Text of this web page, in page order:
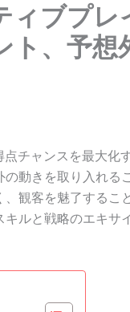
ブプレ
ト、予想
チャンスを最大化
動きを取り入れる
観客を魅了するこ
ルと戦略のエキサ